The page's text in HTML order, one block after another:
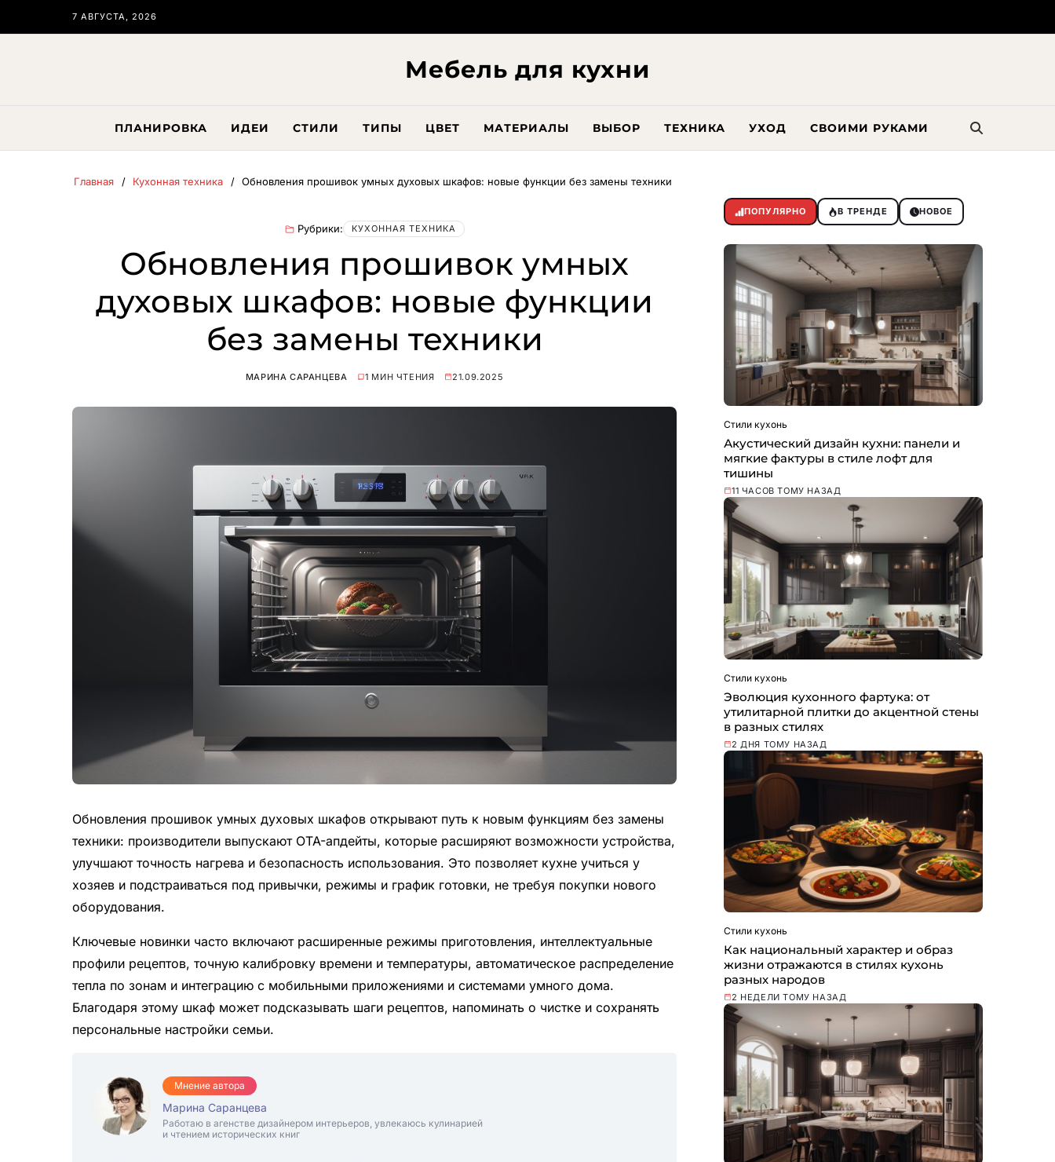
7 АВГУСТА, 2026
Мебель для кухни
ПЛАНИРОВКА ИДЕИ СТИЛИ ТИПЫ ЦВЕТ МАТЕРИАЛЫ ВЫБОР ТЕХНИКА УХОД СВОИМИ РУКАМИ
Главная Кухонная техника Обновления прошивок умных духовых шкафов: новые функции без замены техники
Рубрики: КУХОННАЯ ТЕХНИКА
Обновления прошивок умных
духовых шкафов: новые функции
без замены техники
МАРИНА САРАНЦЕВА 1 МИН ЧТЕНИЯ 21.09.2025
Обновления прошивок умных духовых шкафов открывают путь к новым функциям без замены
техники: производители выпускают OTA-апдейты, которые расширяют возможности устройства,
улучшают точность нагрева и безопасность использования. Это позволяет кухне учиться у
хозяев и подстраиваться под привычки, режимы и график готовки, не требуя покупки нового
оборудования.
Ключевые новинки часто включают расширенные режимы приготовления, интеллектуальные
профили рецептов, точную калибровку времени и температуры, автоматическое распределение
тепла по зонам и интеграцию с мобильными приложениями и системами умного дома.
Благодаря этому шкаф может подсказывать шаги рецептов, напоминать о чистке и сохранять
персональные настройки семьи.
Мнение автора
Марина Саранцева
Работаю в агенстве дизайнером интерьеров, увлекаюсь кулинарией
и чтением исторических книг
ПОПУЛЯРНО В ТРЕНДЕ НОВОЕ
Стили кухонь
Акустический дизайн кухни: панели и
мягкие фактуры в стиле лофт для
тишины
11 ЧАСОВ ТОМУ НАЗАД
Стили кухонь
Эволюция кухонного фартука: от
утилитарной плитки до акцентной стены
в разных стилях
2 ДНЯ ТОМУ НАЗАД
Стили кухонь
Как национальный характер и образ
жизни отражаются в стилях кухонь
разных народов
2 НЕДЕЛИ ТОМУ НАЗАД